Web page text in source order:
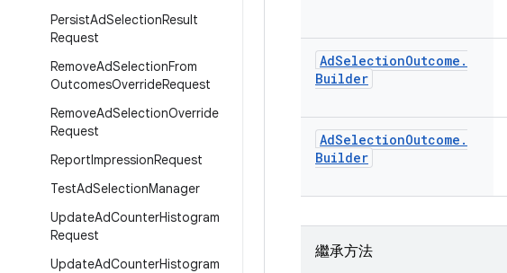
PersistAdSelectionResult
Request
RemoveAdSelectionFrom
OutcomesOverrideRequest
RemoveAdSelectionOverride
Request
ReportImpressionRequest
TestAdSelectionManager
UpdateAdCounterHistogram
Request
UpdateAdCounterHistogram
AdSelectionOutcome .
Builder
AdSelectionOutcome .
Builder
繼承方法